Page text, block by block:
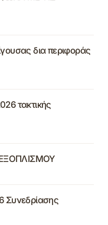
δια περιφοράς
τακτικής
Συνεδρίασης